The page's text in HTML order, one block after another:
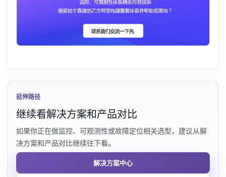
延伸路径
继续看解决方案和产品对比
如果你正在做监控、可观测性或故障定位相关选型，建议从解
决方案和产品对比继续往下看。
解决方案中心